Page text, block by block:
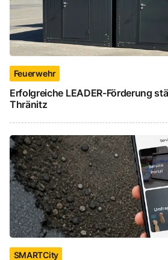
Feuerwehr
Erfolgreiche LEADER-Förderung
Thränitz
Digitale Bürgerbeteiligung,
SMARTCity